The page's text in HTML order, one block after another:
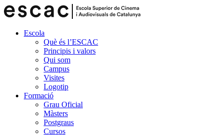
Escola
Què és l’ESCAC
Principis i valors
Qui som
Campus
Visites
Logotip
Formació
Grau Oficial
Màsters
Postgraus
Cursos